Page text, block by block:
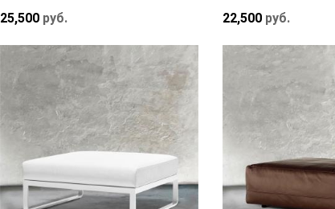
25,500руб.
22,500руб.